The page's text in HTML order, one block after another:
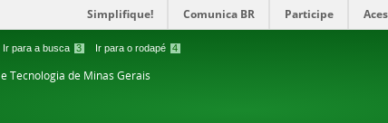
Ir para a busca 3 Ir para o rodapé 4
Simplifique! Comunica BR Participe
Tecnologia de Minas Gerais